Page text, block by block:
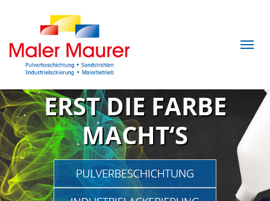
ERST DIE FARBE
MACHT‘S